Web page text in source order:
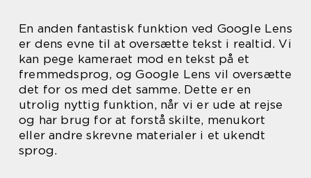
En anden fantastisk funktion ved Google Lens
er dens evne til at oversætte tekst i realtid. Vi
kan pege kameraet mod en tekst på et
fremmedsprog, og Google Lens vil oversætte
det for os med det samme. Dette er en
utrolig nyttig funktion, når vi er ude at rejse
og har brug for at forstå skilte, menukort
eller andre skrevne materialer i et ukendt
sprog.